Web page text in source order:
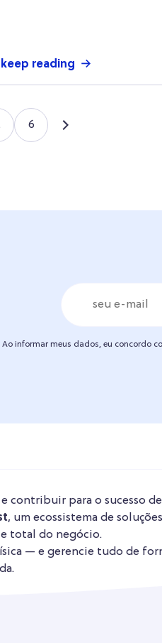
keep reading
6
Ao informar meus dados, eu concordo
contribuir para o sucesso
, um ecossistema de
total do negócio.
— e gerencie tudo de